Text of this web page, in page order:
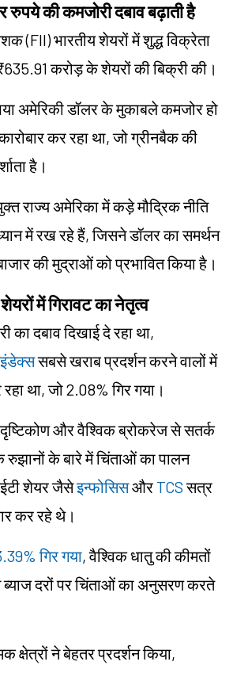
रुपये की कमजोरी दबाव बढ़ाती है
(FII) भारतीय शेयरों में शुद्ध विक्रेता
करोड़ के शेयरों की बिक्री की।
अमेरिकी डॉलर के मुकाबले कमजोर हो
कर रहा था, जो ग्रीनबैक की
है।
राज्य अमेरिका में कड़े मौद्रिक नीति
में रख रहे हैं, जिसने डॉलर का समर्थन
की मुद्राओं को प्रभावित किया है।
में गिरावट का नेतृत्व
का दबाव दिखाई दे रहा था,
इंडेक्ससबसे खराब प्रदर्शन करने वालों में
था, जो 2.08% गिर गया।
और वैश्विक ब्रोकरेज से सतर्क
रुझानों के बारे में चिंताओं का पालन
शेयर जैसेइन्फोसिसऔर TCSसत्र
कर रहे थे।
गिर गया, वैश्विक धातु की कीमतों
दरों पर चिंताओं का अनुसरण करते
क्षेत्रों ने बेहतर प्रदर्शन किया,